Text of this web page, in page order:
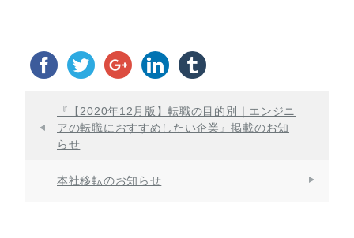
『【2020年12月版】転職の目的別｜エンジニ
アの転職におすすめしたい企業』掲載のお知
らせ
本社移転のお知らせ